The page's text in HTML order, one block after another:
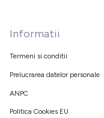
Informatii
Termeni si conditii
Prelucrarea datelor personale
ANPC
Politica Cookies EU